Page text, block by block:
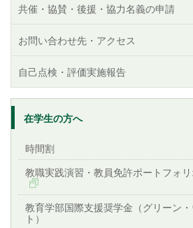
共催・協賛・後援・協力名義の申請
お問い合わせ先・アクセス
自己点検・評価実施報告
在学生の方へ
時間割
教職実践演習・教員免許ポートフォリ
教育学部国際支援奨学金（グリーン
ト）